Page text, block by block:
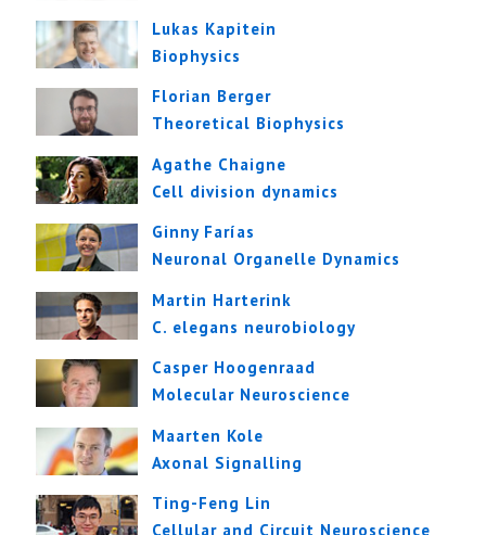
Lukas Kapitein
Biophysics
Florian Berger
Theoretical Biophysics
Agathe Chaigne
Cell division dynamics
Ginny Farías
Neuronal Organelle Dynamics
Martin Harterink
C. elegans neurobiology
Casper Hoogenraad
Molecular Neuroscience
Maarten Kole
Axonal Signalling
Ting-Feng Lin
Cellular and Circuit Neuroscience